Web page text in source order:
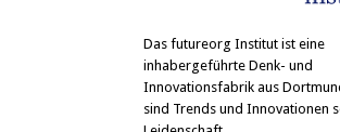
Das futureorg Institut ist eine
inhabergeführte Denk- und
Innovationsfabrik aus
sind Trends und Innovationen